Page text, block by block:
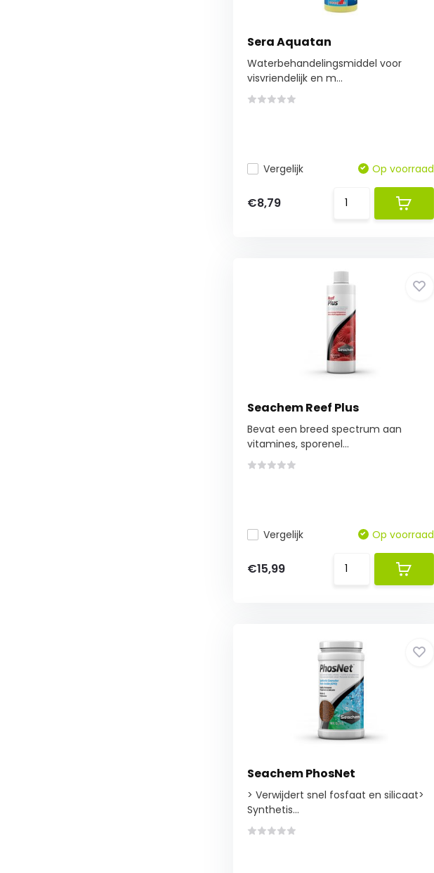
Sera Aquatan
Waterbehandelingsmiddel voor
visvriendelijk en m...
Vergelijk Op voorraad
€8,79
Seachem Reef Plus
Bevat een breed spectrum aan
vitamines, sporenel...
Vergelijk Op voorraad
€15,99
Seachem PhosNet
> Verwijdert snel fosfaat en silicaat>
Synthetis...